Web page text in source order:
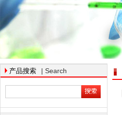
产品搜索 | Search